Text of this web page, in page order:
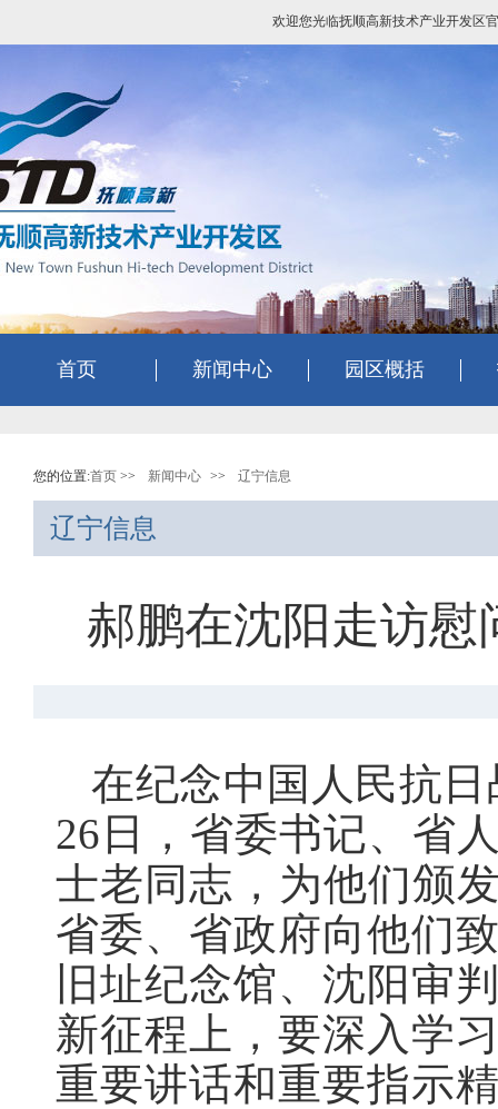
欢迎您光临抚顺高新技术产业开发区
首页 新闻中心 园区概括
您的位置:首页 >> 新闻中心 >> 辽宁信息
辽宁信息
郝鹏在沈阳走访慰
在纪念中国人民抗
26日，省委书记、省
士老同志，为他们颁
省委、省政府向他们
旧址纪念馆、沈阳审
新征程上，要深入学
重要讲话和重要指示